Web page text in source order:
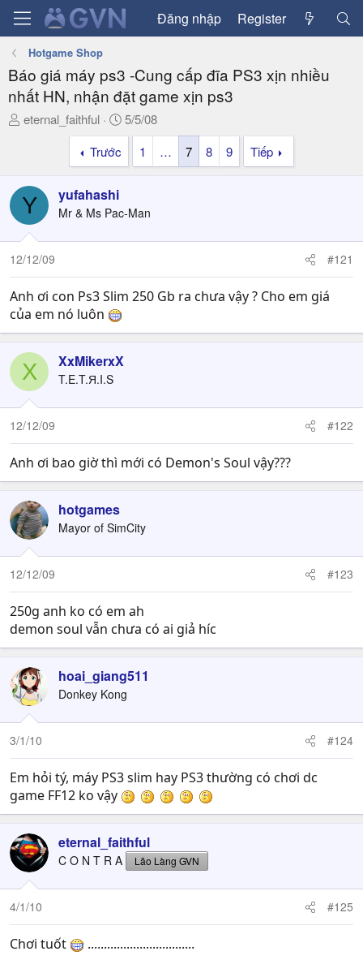
Đăng nhập Register
Hotgame Shop
Báo giá máy ps3 -Cung cấp đĩa PS3 xịn nhiều
nhất HN, nhận đặt game xịn ps3
T
a
d
s
t
a
e
r
eternal_faithful
N
g
y
i
5/5/08
Trước
1 … 7 8 9 Tiếp
Y yufahashi
Mr & Ms Pac-Man
12/12/09 #121
Anh ơi con Ps3 Slim 250 Gb ra chưa vậy ? Cho em giá
của em nó luôn
X XxMikerxX
T.E.T.Я.I.S
12/12/09 #122
Anh ơi bao giờ thì mới có Demon's Soul vậy???
hotgames
Mayor of SimCity
12/12/09 #123
250g anh ko có em ah
demon soul vẫn chưa có ai giả híc
hoai_giang511
Donkey Kong
3/1/10 #124
Em hỏi tý, máy PS3 slim hay PS3 thường có chơi dc
game FF12 ko vậy
eternal_faithful
C O N T R A Lão Làng GVN
4/1/10 #125
Chơi tuốt .................................